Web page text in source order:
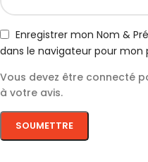
Enregistrer mon Nom &
dans le navigateur pour
Vous devez être connecté
à votre avis.